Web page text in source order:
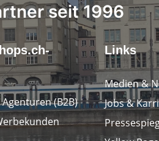
seit 1996
(B2B)
Links
Medien &
Jobs &